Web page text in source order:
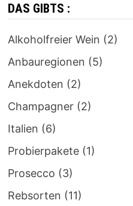
DAS GIBTS :
Alkoholfreier Wein (2)
Anbauregionen (5)
Anekdoten (2)
Champagner(2)
Italien (6)
Probierpakete(1)
Prosecco (3)
Rebsorten (11)